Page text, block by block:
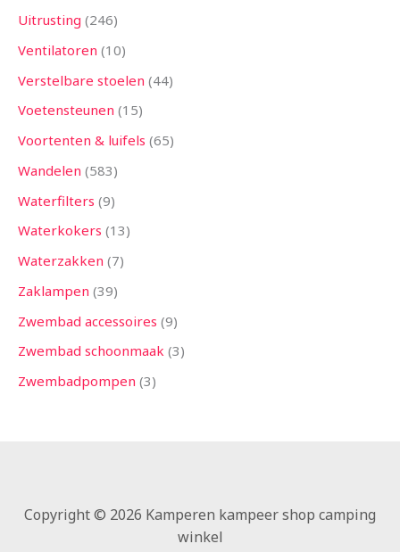
Uitrusting 246
Ventilatoren 10
Verstelbare stoelen 44
Voetensteunen 15
Voortenten & luifels 65
Wandelen 583
Waterfilters 9
Waterkokers 13
Waterzakken 7
Zaklampen 39
Zwembad accessoires 9
Zwembad schoonmaak 3
Zwembadpompen 3
Copyright © 2026 Kamperen kampeer shop camping
winkel